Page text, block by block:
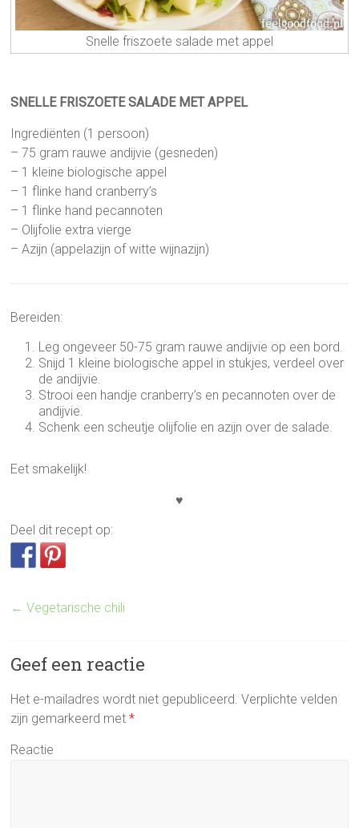
Snelle friszoete salade met appel
SNELLE FRISZOETE SALADE MET APPEL
Ingrediënten (1 persoon)
– 75 gram rauwe andijvie (gesneden)
– 1 kleine biologische appel
– 1 flinke hand cranberry’s
– 1 flinke hand pecannoten
– Olijfolie extra vierge
– Azijn (appelazijn of witte wijnazijn)
Bereiden:
Leg ongeveer 50-75 gram rauwe andijvie op een bord.
Snijd 1 kleine biologische appel in stukjes, verdeel over
de andijvie.
Strooi een handje cranberry’s en pecannoten over de
andijvie.
Schenk een scheutje olijfolie en azijn over de salade.
Eet smakelijk!
♥
Deel dit recept op:
← Vegetarische chili
Geef een reactie
Het e-mailadres wordt niet gepubliceerd. Verplichte velden
zijn gemarkeerd met*
Reactie